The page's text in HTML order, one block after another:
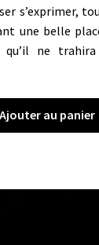
s’exprimer,
une belle
qu’il ne
Ajouter au panier